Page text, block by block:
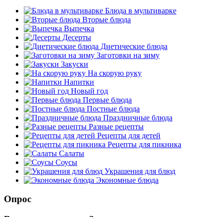
Блюда в мультиварке
Вторые блюда
Выпечка
Десерты
Диетические блюда
Заготовки на зиму
Закуски
На скорую руку
Напитки
Новый год
Первые блюда
Постные блюда
Праздничные блюда
Разные рецепты
Рецепты для детей
Рецепты для пикника
Салаты
Соусы
Украшения для блюд
Экономные блюда
Опрос